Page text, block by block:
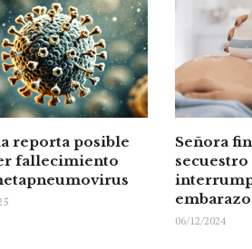
reporta posible
fallecimiento
Señora
secuestro
06/12/2024